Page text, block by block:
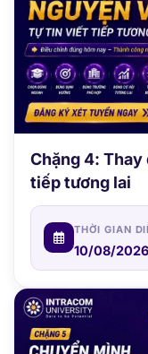
Chặng 4:
tiếp tương lai
THỜI GIAN
10/08/